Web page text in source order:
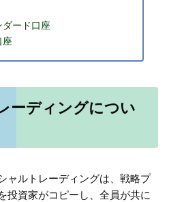
ダード口座
座
ーディングについ
ャルトレーディングは、戦略プ
投資家がコピーし、全員が共に